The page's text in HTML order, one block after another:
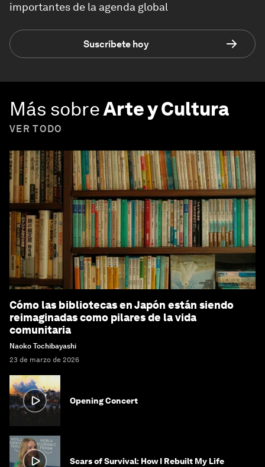
importantes de la agenda global
Suscríbete hoy
Más sobreArte y Cultura
VER TODO
Cómo las bibliotecas en Japón están siendo
reimaginadas como pilares de la vida
comunitaria
Naoko Tochibayashi
23 de marzo de 2026
Opening Concert
Scars of Survival: How I Rebuilt My Life